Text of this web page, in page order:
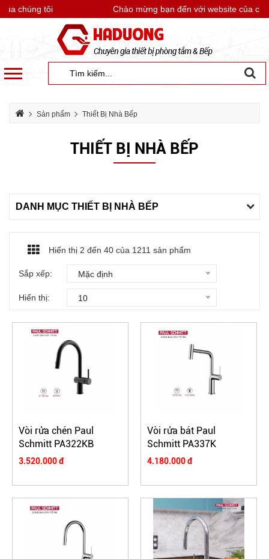
chúng tôi Chào mừng bạn đến với website của chúng
Sản phẩm Thiết Bị Nhà Bếp
THIẾT BỊ NHÀ BẾP
DANH MỤC THIẾT BỊ NHÀ BẾP
Hiển thị 2 đến 40 của 1211 sản phẩm
Sắp xếp: Mặc định
Hiển thị: 10
Vòi rửa chén Paul
Schmitt PA322KB
3.520.000 đ
Vòi rửa bát Paul
Schmitt PA337K
4.180.000 đ